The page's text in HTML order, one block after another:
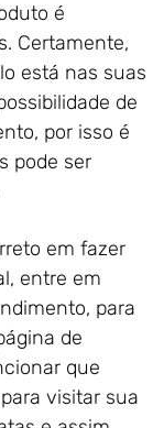
é
Certamente,
está nas suas
de
por isso é
pode ser
em fazer
entre em
para
de
que
visitar sua